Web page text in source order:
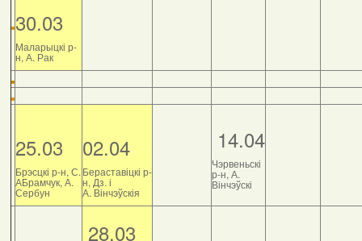
30.03
Маларыцкі р-
н, А. Рак
25.03
Брэсцкі р-н, С.
АБрамчук, А.
Сербун
02.04
Бераставіцкі р-
н, Дз. і
А. Вінчэўскія
14.04
Чэрвеньскі
р-н, А.
Вінчэўскі
28.03